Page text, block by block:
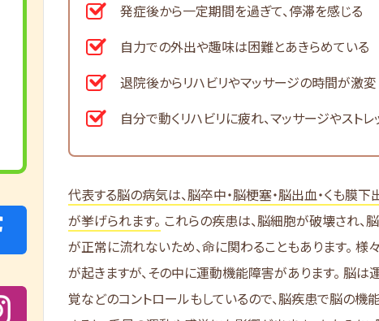
発症後から一定期間を過ぎて、停滞を感じる
自力での外出や趣味は困難とあきらめている
退院後からリハビリやマッサージの時間が激変
自分で動くリハビリに疲れ、マッサージやスト
代表する脳の病気は、脳卒中・脳梗塞・脳出血・くも膜
が挙げられます。 これらの疾患は、脳細胞が破壊され、
が正常に流れないため、命に関わることもあります。 様
が起きますが、その中に運動機能障害があります。 脳は
覚などのコントロールもしているので、脳疾患で脳の機